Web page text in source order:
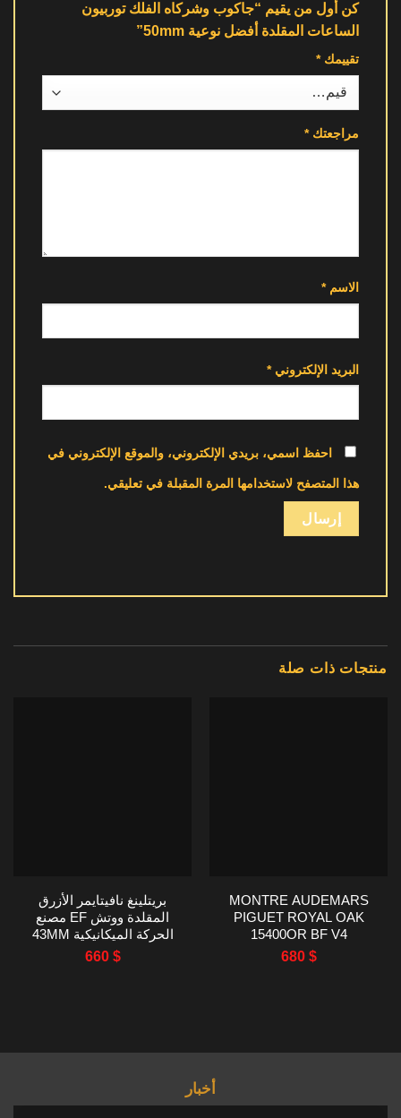
كن أول من يقيم “جاكوب وشركاه الفلك توربيون
الساعات المقلدة أفضل نوعية 50mm”
تقييمك*
مراجعتك*
الاسم*
البريد الإلكتروني*
احفظ اسمي، بريدي الإلكتروني، والموقع الإلكتروني في
هذا المتصفح لاستخدامها المرة المقبلة في تعليقي.
منتجات ذات صلة
MONTRE AUDEMARS
PIGUET ROYAL OAK
15400OR BF V4
FABRIQUÉE EN USINE
41MM
680 $
بريتلينغ نافيتايمر الأزرق
المقلدة ووتش EF مصنع
الحركة الميكانيكية 43MM
660 $
أخبار